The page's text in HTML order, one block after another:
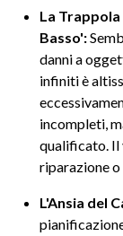
La
Basso':
danni a
infiniti è
incompleti,
qualificato. Il
riparazione
L'Ansia del